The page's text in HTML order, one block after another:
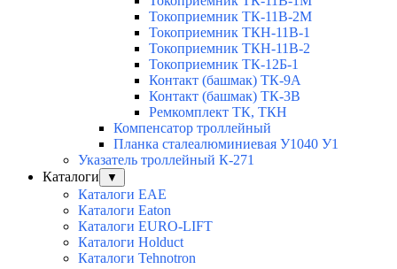
Токоприемник ТК-11В-2М
Токоприемник ТКН-11В-1
Токоприемник ТКН-11В-2
Токоприемник ТК-12Б-1
Контакт (башмак) ТК-9А
Контакт (башмак) ТК-3В
Ремкомплект ТК, ТКН
Компенсатор троллейный
Планка сталеалюминиевая У1040 У1
Указатель троллейный К-271
Каталоги
▼
Каталоги EAE
Каталоги Eaton
Каталоги EURO-LIFT
Каталоги Holduct
Каталоги Tehnotron